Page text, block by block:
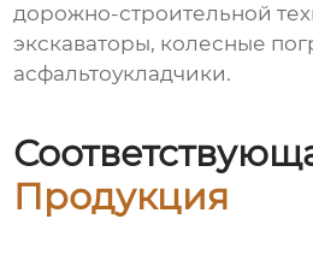
дорожно-строительной
экскаваторы, колесные
асфальтоукладчики.
Продукция